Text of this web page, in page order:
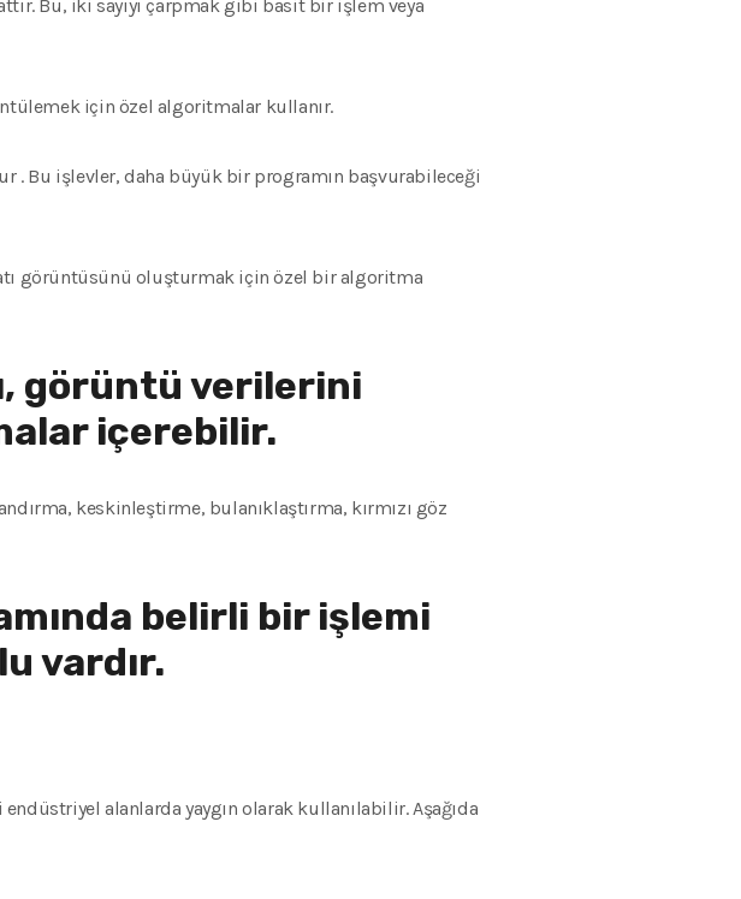
Bu, iki sayıyı çarpmak gibi basit bir işlem veya
için özel algoritmalar kullanır.
Bu işlevler, daha büyük bir programın başvurabileceği
görüntüsünü oluşturmak için özel bir algoritma
görüntü verilerini
içerebilir.
keskinleştirme, bulanıklaştırma, kırmızı göz
belirli bir işlemi
vardır.
alanlarda yaygın olarak kullanılabilir. Aşağıda